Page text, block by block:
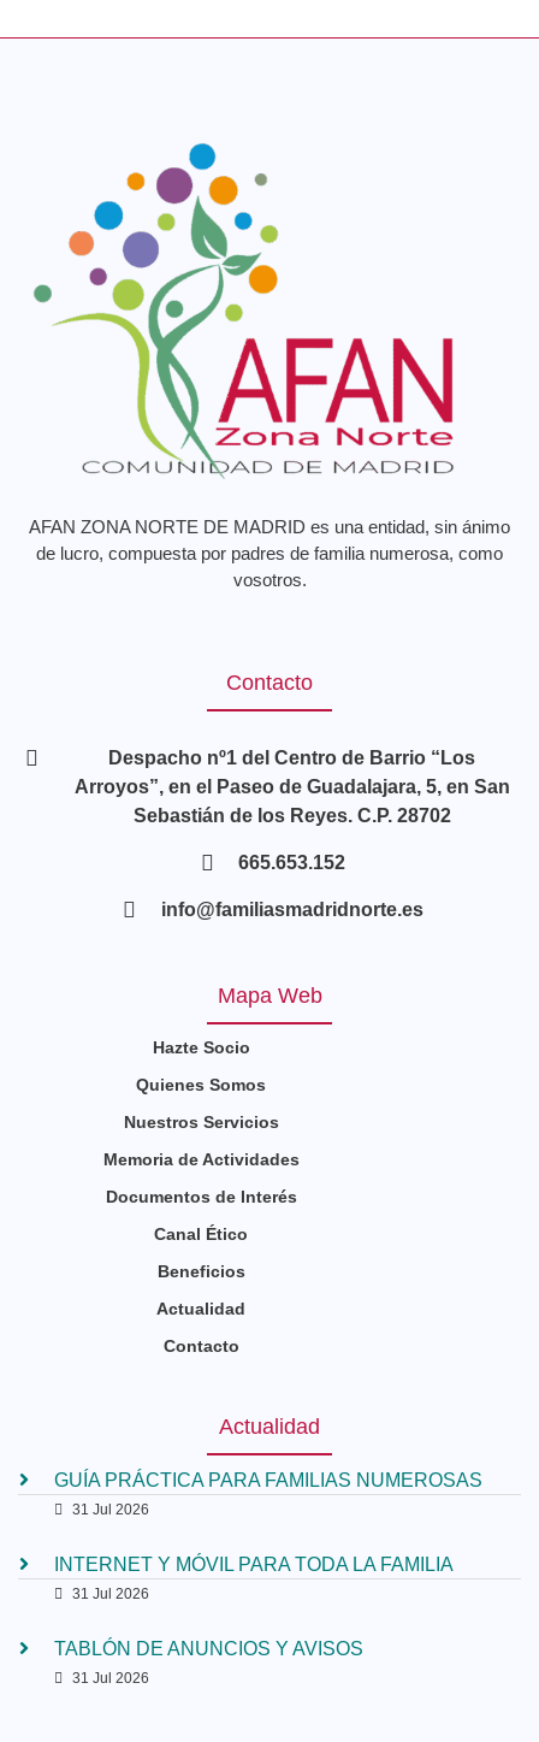
AFAN ZONA NORTE DE MADRID es una entidad, sin ánimo
de lucro, compuesta por padres de familia numerosa, como
vosotros.
Contacto
Despacho nº1 del Centro de Barrio “Los
Arroyos”, en el Paseo de Guadalajara, 5, en San
Sebastián de los Reyes. C.P. 28702
665.653.152
info@familiasmadridnorte.es
Mapa Web
Hazte Socio
Quienes Somos
Nuestros Servicios
Memoria de Actividades
Documentos de Interés
Canal Ético
Beneficios
Actualidad
Contacto
Actualidad
GUÍA PRÁCTICA PARA FAMILIAS NUMEROSAS
31 Jul 2026
INTERNET Y MÓVIL PARA TODA LA FAMILIA
31 Jul 2026
TABLÓN DE ANUNCIOS Y AVISOS
31 Jul 2026